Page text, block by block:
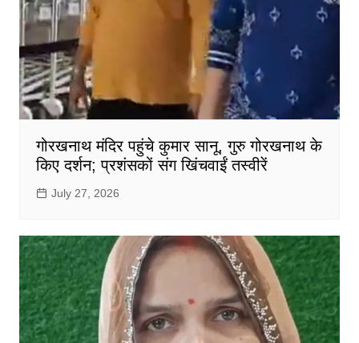
गोरखनाथ मंदिर पहुंचे कुमार सानू, गुरु गोरखनाथ के
किए दर्शन; प्रशंसकों संग खिंचवाईं तस्वीरें
July 27, 2026